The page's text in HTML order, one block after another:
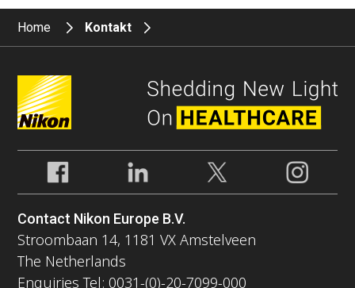
Home Kontakt
Contact Nikon Europe B.V.
Stroombaan 14, 1181 VX Amstelveen
The Netherlands
Enquiries Tel: 0031-(0)-20-7099-000